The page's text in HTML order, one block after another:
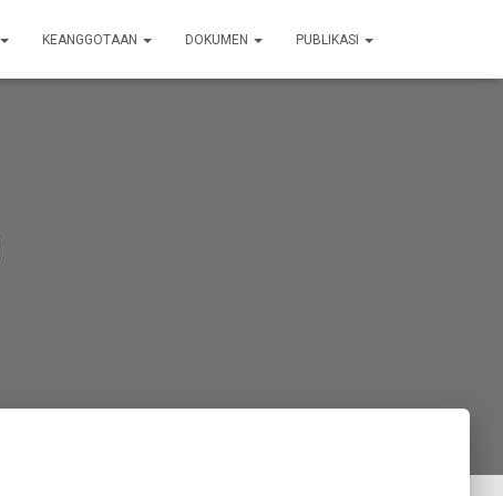
KEANGGOTAAN DOKUMEN PUBLIKASI